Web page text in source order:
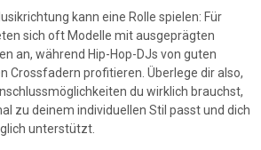
kann eine Rolle spielen: Für
sich oft Modelle mit ausgeprägten
an, während Hip-Hop-DJs von guten
Crossfadern profitieren. Überlege dir also,
du wirklich brauchst,
zu deinem individuellen Stil passt und dich
unterstützt.